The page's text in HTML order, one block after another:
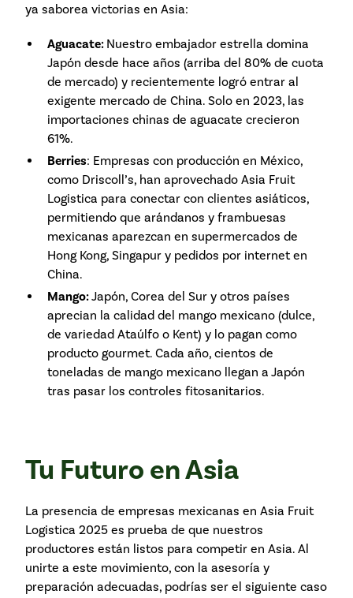
ya saborea victorias en Asia:
Aguacate: Nuestro embajador estrella domina
Japón desde hace años (arriba del 80% de cuota
de mercado) y recientemente logró entrar al
exigente mercado de China. Solo en 2023, las
importaciones chinas de aguacate crecieron
61%.
Berries: Empresas con producción en México,
como Driscoll’s, han aprovechado Asia Fruit
Logistica para conectar con clientes asiáticos,
permitiendo que arándanos y frambuesas
mexicanas aparezcan en supermercados de
Hong Kong, Singapur y pedidos por internet en
China.
Mango:Japón, Corea del Sur y otros países
aprecian la calidad del mango mexicano (dulce,
de variedad Ataúlfo o Kent) y lo pagan como
producto gourmet. Cada año, cientos de
toneladas de mango mexicano llegan a Japón
tras pasar los controles fitosanitarios.
Tu Futuro en Asia
La presencia de empresas mexicanas en Asia Fruit
Logistica 2025 es prueba de que nuestros
productores están listos para competir en Asia. Al
unirte a este movimiento, con la asesoría y
preparación adecuadas, podrías ser el siguiente caso